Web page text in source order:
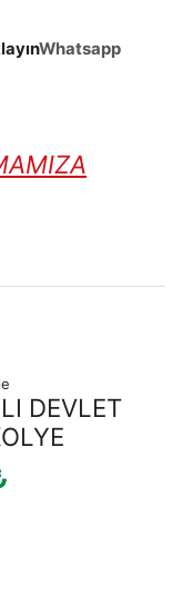
Whatsapp
DEVLET